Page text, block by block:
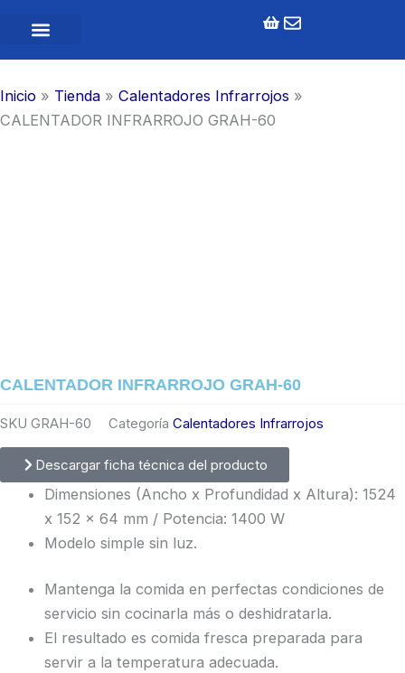
contenido
Inicio » Tienda » Calentadores Infrarrojos »
CALENTADOR INFRARROJO GRAH-60
CALENTADOR INFRARROJO GRAH-60
SKU GRAH-60 Categoría Calentadores Infrarrojos
Descargar ficha técnica del producto
Dimensiones (Ancho x Profundidad x Altura): 1524
x 152 x 64 mm / Potencia: 1400 W
Modelo simple sin luz.
Mantenga la comida en perfectas condiciones de
servicio sin cocinarla más o deshidratarla.
El resultado es comida fresca preparada para
servir a la temperatura adecuada.